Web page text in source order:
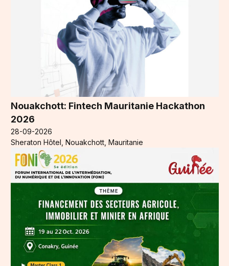
Nouakchott: Fintech Mauritanie Hackathon
2026
28-09-2026
Sheraton Hôtel, Nouakchott, Mauritanie